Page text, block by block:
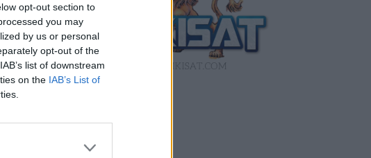
opt-out section to
you may
by us or personal
opt-out of the
list of downstream
on the IAB’s List of